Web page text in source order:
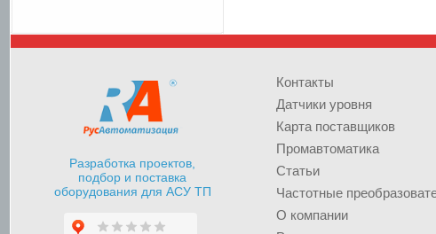
Разработка проектов,
подбор и поставка
оборудования для АСУ ТП
Контакты
Датчики уровня
Карта поставщиков
Промавтоматика
Статьи
Частотные
О компании